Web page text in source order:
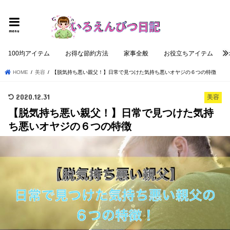
menu
100均アイテム お得な節約方法 家事全般 お役立ちアイテム
HOME 美容 【脱気持ち悪い親父！】日常で見つけた気持ち悪いオヤジの６つの特徴
美容
2020.12.31
【脱気持ち悪い親父！】日常で見つけた気持
ち悪いオヤジの６つの特徴